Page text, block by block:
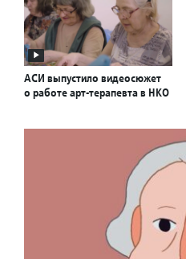
АСИ выпустило видеосюжет
о работе арт-терапевта в НКО